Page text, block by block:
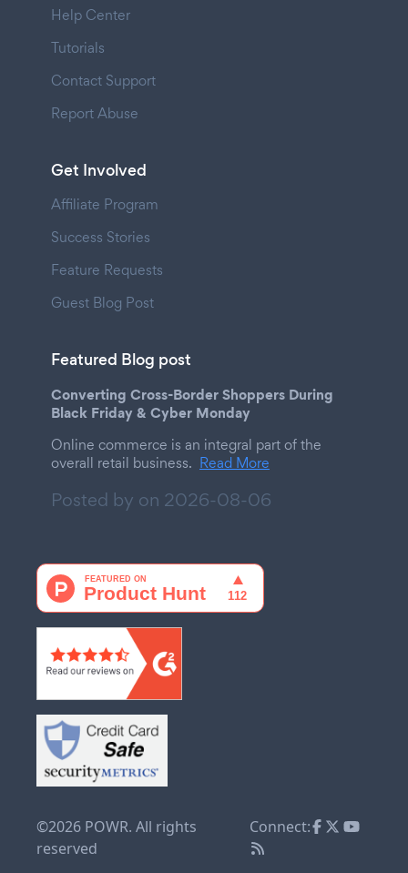
Help Center
Tutorials
Contact Support
Report Abuse
Get Involved
Affiliate Program
Success Stories
Feature Requests
Guest Blog Post
Featured Blog post
Converting Cross-Border Shoppers During
Black Friday & Cyber Monday
Online commerce is an integral part of the
overall retail business. Read More
Posted by on 2026-08-06
©2026 POWR. All rights
reserved
Connect: